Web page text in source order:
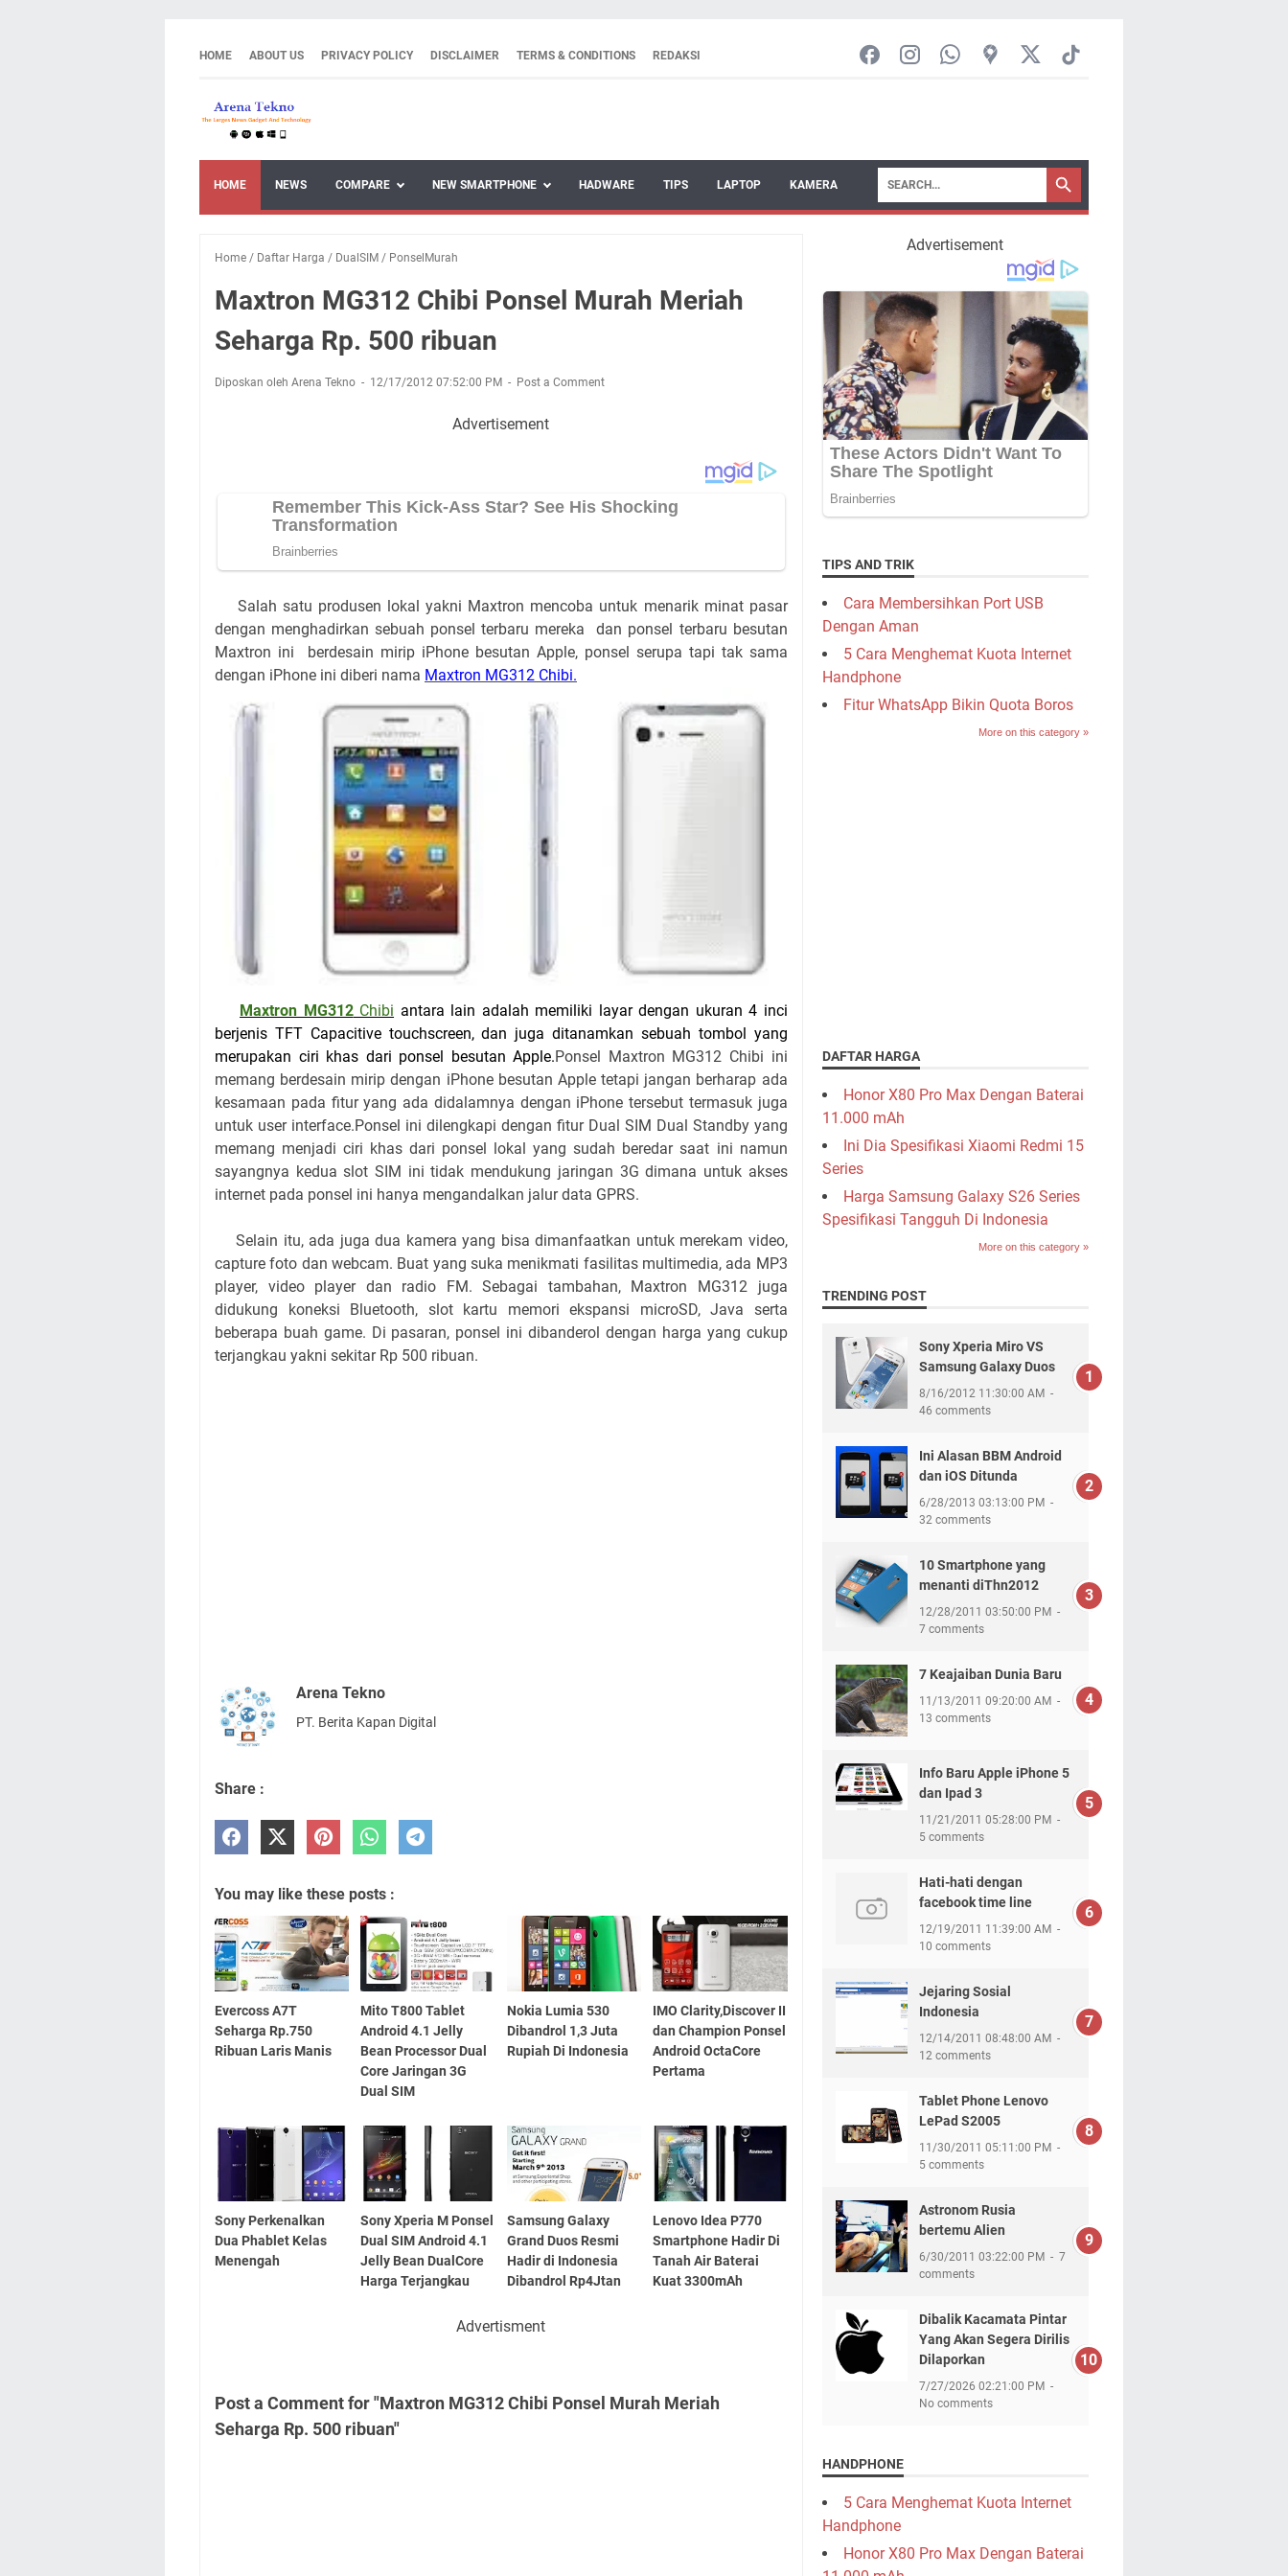
HOME ABOUT US PRIVACY POLICY DISCLAIMER TERMS & CONDITIONS REDAKSI
HOME NEWS COMPARE NEW SMARTPHONE HADWARE TIPS LAPTOP KAMERA
Home / Daftar Harga / DualSIM / PonselMurah
Maxtron MG312 Chibi Ponsel Murah Meriah
Seharga Rp. 500 ribuan
Diposkan oleh Arena Tekno 12/17/2012 07:52:00 PM Post a Comment
Advertisement
Salah satu produsen lokal yakni Maxtron mencoba untuk menarik minat pasar
dengan menghadirkan sebuah ponsel terbaru mereka dan ponsel terbaru besutan
Maxtron ini berdesain mirip iPhone besutan Apple, ponsel serupa tapi tak sama
dengan iPhone ini diberi nama Maxtron MG312 Chibi.
Maxtron MG312Chibi antara lain adalah memiliki layar dengan ukuran 4 inci
berjenis TFT Capacitive touchscreen, dan juga ditanamkan sebuah tombol yang
merupakan ciri khas dari ponsel besutan Apple.Ponsel Maxtron MG312 Chibi ini
memang berdesain mirip dengan iPhone besutan Apple tetapi jangan berharap ada
kesamaan pada fitur yang ada didalamnya dengan iPhone tersebut termasuk juga
untuk user interface.Ponsel ini dilengkapi dengan fitur Dual SIM Dual Standby yang
memang menjadi ciri khas dari ponsel lokal yang sudah beredar saat ini namun
sayangnya kedua slot SIM ini tidak mendukung jaringan 3G dimana untuk akses
internet pada ponsel ini hanya mengandalkan jalur data GPRS.
Selain itu, ada juga dua kamera yang bisa dimanfaatkan untuk merekam video,
capture foto dan webcam. Buat yang suka menikmati fasilitas multimedia, ada MP3
player, video player dan radio FM. Sebagai tambahan, Maxtron MG312 juga
didukung koneksi Bluetooth, slot kartu memori ekspansi microSD, Java serta
beberapa buah game. Di pasaran, ponsel ini dibanderol dengan harga yang cukup
terjangkau yakni sekitar Rp 500 ribuan.
Arena Tekno
PT. Berita Kapan Digital
Share :
You may like these posts :
Evercoss A7T
Seharga Rp.750
Ribuan Laris Manis
Mito T800 Tablet
Android 4.1 Jelly
Bean Processor Dual
Core Jaringan 3G
Dual SIM
Nokia Lumia 530
Dibandrol 1,3 Juta
Rupiah Di Indonesia
IMO Clarity,Discover II
dan Champion Ponsel
Android OctaCore
Pertama
Sony Perkenalkan
Dua Phablet Kelas
Menengah
Sony Xperia M Ponsel
Dual SIM Android 4.1
Jelly Bean DualCore
Harga Terjangkau
Samsung Galaxy
Grand Duos Resmi
Hadir di Indonesia
Dibandrol Rp4Jtan
Lenovo Idea P770
Smartphone Hadir Di
Tanah Air Baterai
Kuat 3300mAh
Advertisment
Post a Comment for "Maxtron MG312 Chibi Ponsel Murah Meriah
Seharga Rp. 500 ribuan"
Advertisement
TIPS AND TRIK
Cara Membersihkan Port USB
Dengan Aman
5 Cara Menghemat Kuota Internet
Handphone
Fitur WhatsApp Bikin Quota Boros
More on this category »
DAFTAR HARGA
Honor X80 Pro Max Dengan Baterai
11.000 mAh
Ini Dia Spesifikasi Xiaomi Redmi 15
Series
Harga Samsung Galaxy S26 Series
Spesifikasi Tangguh Di Indonesia
More on this category »
TRENDING POST
Sony Xperia Miro VS
Samsung Galaxy Duos
8/16/2012 11:30:00 AM
46 comments
Ini Alasan BBM Android
dan iOS Ditunda
6/28/2013 03:13:00 PM
32 comments
10 Smartphone yang
menanti diThn2012
12/28/2011 03:50:00 PM
7 comments
7 Keajaiban Dunia Baru
11/13/2011 09:20:00 AM
13 comments
Info Baru Apple iPhone 5
dan Ipad 3
11/21/2011 05:28:00 PM
5 comments
Hati-hati dengan
facebook time line
12/19/2011 11:39:00 AM
10 comments
Jejaring Sosial
Indonesia
12/14/2011 08:48:00 AM
12 comments
Tablet Phone Lenovo
LePad S2005
11/30/2011 05:11:00 PM
5 comments
Astronom Rusia
bertemu Alien
6/30/2011 03:22:00 PM
7
comments
Dibalik Kacamata Pintar
Yang Akan Segera Dirilis
Dilaporkan
7/27/2026 02:21:00 PM
No comments
HANDPHONE
5 Cara Menghemat Kuota Internet
Handphone
Honor X80 Pro Max Dengan Baterai